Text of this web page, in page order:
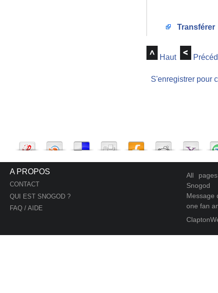
Transférer
Haut
S'enregistrer pour
A PROPOS
CONTACT
QUI EST SNOGOD ?
FAQ / AIDE
All
Snogod
Message
one fan